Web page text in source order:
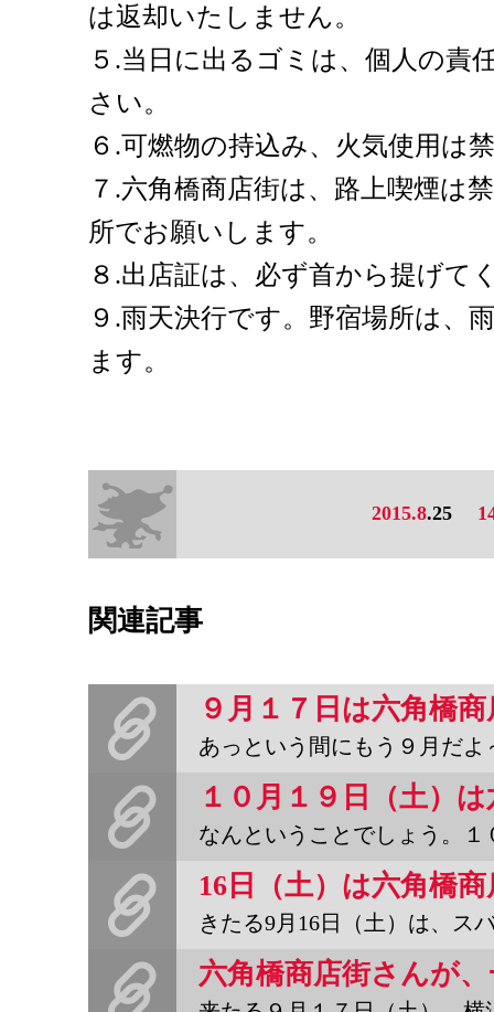
は返却いたしません。
５.当日に出るゴミは、個人の責
さい。
６.可燃物の持込み、火気使用は
７.六角橋商店街は、路上喫煙は
所でお願いします。
８.出店証は、必ず首から提げて
９.雨天決行です。野宿場所は、
ます。
2015.8.25
関連記事
あっという間にもう９月だよ～。９月といったら、野宿！野宿月間
なんということでしょう。１０月１９日（土）、白楽のスバラシイ
きたる9月16日（土）は、スバラシイ六角橋商店街さんのドッキリ